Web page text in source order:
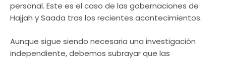
personal. Este es el caso de las gobernaciones de
Hajjah y Saada tras los recientes acontecimientos.
Aunque sigue siendo necesaria una investigación
independiente, debemos subrayar que las